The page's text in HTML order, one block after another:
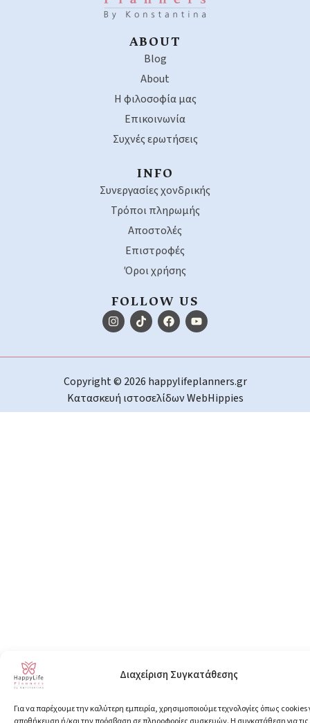
Διαχείριση Συγκατάθεσης
Για να παρέχουμε την καλύτερη εμπειρία, χρησιμοποιούμε τεχνολογίες όπως cookies
ABOUT
Blog
About
Η φιλοσοφία μας
Επικοινωνία
Συχνές ερωτήσεις
INFO
Συνεργασίες χονδρικής
Τρόποι πληρωμής
Αποστολές
Επιστροφές
Όροι χρήσης
FOLLOW US
Copyright © 2026 happylifeplanners.gr
Κατασκευή ιστοσελίδωνWebHippies